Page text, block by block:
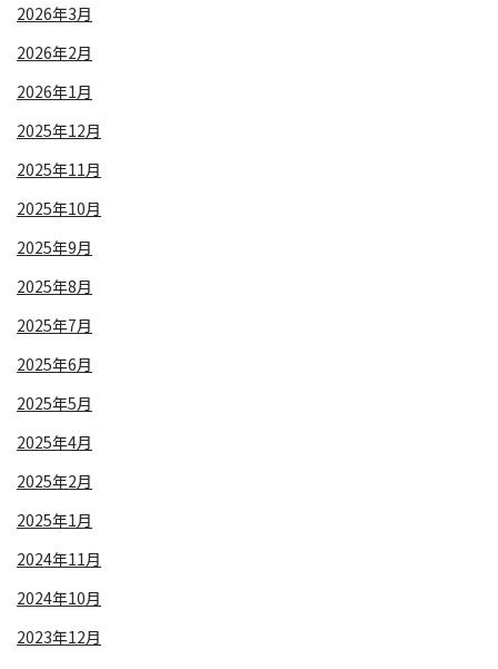
2026年3月
2026年2月
2026年1月
2025年12月
2025年11月
2025年10月
2025年9月
2025年8月
2025年7月
2025年6月
2025年5月
2025年4月
2025年2月
2025年1月
2024年11月
2024年10月
2023年12月